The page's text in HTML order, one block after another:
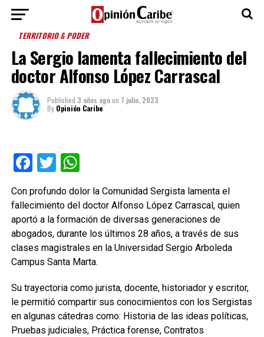
TERRITORIO & PODER
La Sergio lamenta fallecimiento del
doctor Alfonso López Carrascal
Published 3 años agoon 7 julio, 2023
By Opinión Caribe
Facebook
TwitterWhatsApp
Con profundo dolor la Comunidad Sergista lamenta el
fallecimiento del doctor Alfonso López Carrascal, quien
aportó a la formación de diversas generaciones de
abogados, durante los últimos 28 años, a través de sus
clases magistrales en la Universidad Sergio Arboleda
Campus Santa Marta.
Su trayectoria como jurista, docente, historiador y escritor,
le permitió compartir sus conocimientos con los Sergistas
en algunas cátedras como: Historia de las ideas políticas,
Pruebas judiciales, Práctica forense, Contratos